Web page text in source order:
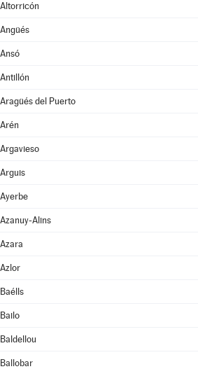
Altorricón
Angüés
Ansó
Antillón
Aragüés del Puerto
Arén
Argavieso
Arguis
Ayerbe
Azanuy-Alins
Azara
Azlor
Baélls
Bailo
Baldellou
Ballobar